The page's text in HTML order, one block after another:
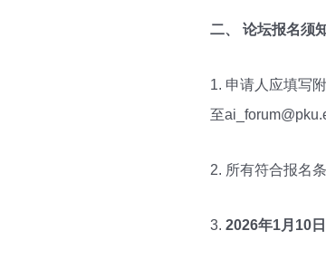
二、 论坛报名须
1. 申请人应填写
至
2. 所有符合报名
3. 2026年1月10日